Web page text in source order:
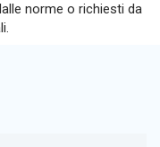
norme o richiesti da